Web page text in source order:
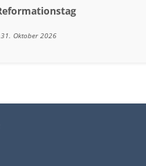
31. Oktober 2026